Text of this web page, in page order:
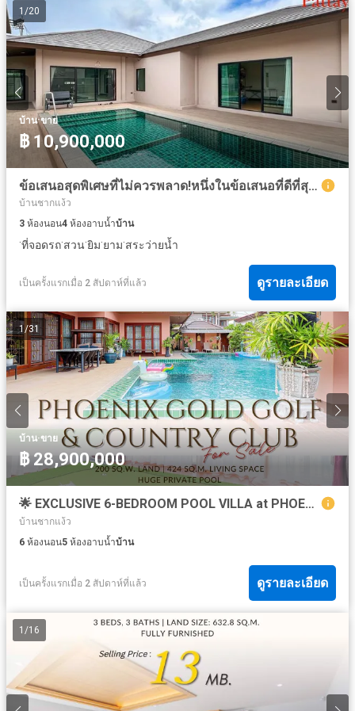
1 /20
บ้าน·ขาย
฿ 10,900,000
ข้อเสนอสุดพิเศษที่ไม่ควรพลาด!หนึ่งในข้อเสนอที่ดีที่สุดของตลาด ณ เวลานี้
บ้านชากแง้ว
3 ห้องนอน4 ห้องอาบน้ำบ้าน
·ที่จอดรถ·สวน·ยิม·ยาม·สระว่ายน้ำ
เป็นครั้งแรกเมื่อ 2 สัปดาห์ที่แล้ว ดูรายละเอียด
1/31
บ้าน·ขาย
฿ 28,900,000
🌟 EXCLUSIVE 6-BEDROOM POOL VILLA at PHOENIX GOLD GOLF & COUNTRY CLUB 🌟
บ้านชากแง้ว
6 ห้องนอน5 ห้องอาบน้ำบ้าน
เป็นครั้งแรกเมื่อ 2 สัปดาห์ที่แล้ว ดูรายละเอียด
1 /16